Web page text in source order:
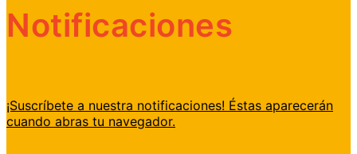
Notificaciones
¡Suscríbete a nuestra notificaciones! Éstas aparecerán
cuando abras tu navegador.